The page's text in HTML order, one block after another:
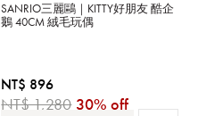
SANRIO三麗鷗｜KITTY好朋友 酷企
鵝 40CM 絨毛玩偶
NT$ 896
NT$ 1,280 30% off